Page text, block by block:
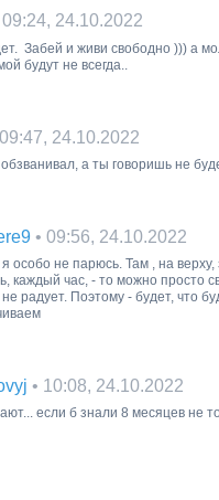
09:24, 24.10.2022
Забей и живи свободно ))) а
будут не всегда..
24.10.2022
а ты говоришь не
• 09:56, 24.10.2022
особо не парюсь. Там , на
каждый час, - то можно просто
радует. Поэтому - будет, что
• 10:08, 24.10.2022
если б знали 8 месяцев не